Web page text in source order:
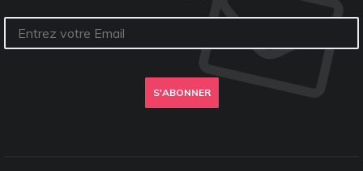
S'ABONNER